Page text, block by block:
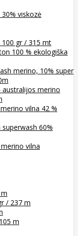
viskozė
100 gr / 315 mt
100 % ekologiška
merino, 10% super
australijos merino
vilna 42 %
60%
vilna
/ 237 m
m